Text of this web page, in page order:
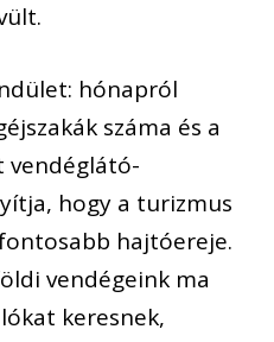
hónapról
száma és a
vendéglátó-
hogy a turizmus
hajtóereje.
vendégeink ma
keresnek,